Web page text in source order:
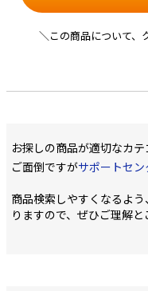
＼この商品について、
お探しの商品が適切なカ
ご面倒ですがサポートセン
商品検索しやすくなるよ
りますので、ぜひご理解